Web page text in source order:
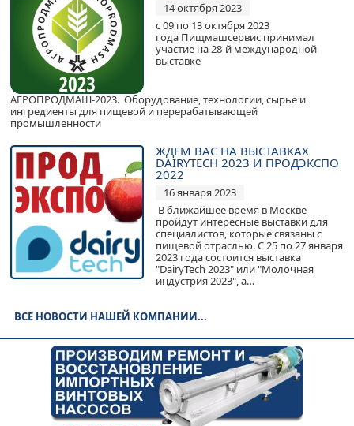
14 октября 2023
с 09 по 13 октября 2023
года Пищмашсервис принимал
участие на 28-й международной
выставке
АГРОПРОДМАШ-2023. Оборудование, технологии, сырье и
ингредиенты для пищевой и перерабатывающей
промышленности
ЖДЕМ ВАС НА ВЫСТАВКАХ
DAIRYTECH 2023 И ПРОДЭКСПО
2022
16 января 2023
В ближайшее время в Москве
пройдут интересные выставки для
специалистов, которые связаны с
пищевой отраслью. С 25 по 27 января
2023 года состоится выставка
"DairyTech 2023" или "Молочная
индустрия 2023", а…
ВСЕ НОВОСТИ НАШЕЙ КОМПАНИИ...